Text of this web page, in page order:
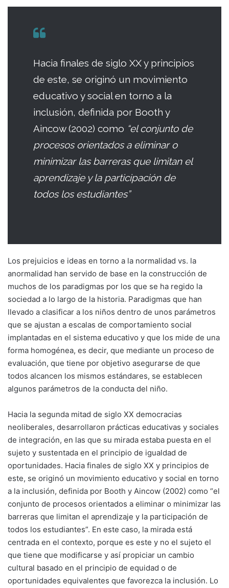
Hacia finales de siglo XX y principios
de este, se originó un movimiento
educativo y social en torno a la
inclusión, definida por Booth y
Aincow (2002) como “el conjunto de
procesos orientados a eliminar o
minimizar las barreras que limitan el
aprendizaje y la participación de
todos los estudiantes”
Los prejuicios e ideas en torno a la normalidad vs. la
anormalidad han servido de base en la construcción de
muchos de los paradigmas por los que se ha regido la
sociedad a lo largo de la historia. Paradigmas que han
llevado a clasificar a los niños dentro de unos parámetros
que se ajustan a escalas de comportamiento social
implantadas en el sistema educativo y que los mide de una
forma homogénea, es decir, que mediante un proceso de
evaluación, que tiene por objetivo asegurarse de que
todos alcancen los mismos estándares, se establecen
algunos parámetros de la conducta del niño.
Hacia la segunda mitad de siglo XX democracias
neoliberales, desarrollaron prácticas educativas y sociales
de integración, en las que su mirada estaba puesta en el
sujeto y sustentada en el principio de igualdad de
oportunidades. Hacia finales de siglo XX y principios de
este, se originó un movimiento educativo y social en torno
a la inclusión, definida por Booth y Aincow (2002) como “el
conjunto de procesos orientados a eliminar o minimizar las
barreras que limitan el aprendizaje y la participación de
todos los estudiantes”. En este caso, la mirada está
centrada en el contexto, porque es este y no el sujeto el
que tiene que modificarse y así propiciar un cambio
cultural basado en el principio de equidad o de
oportunidades equivalentes que favorezca la inclusión. Lo